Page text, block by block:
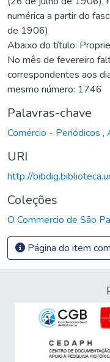
numérica a partir do
de 1906)
Abaixo do título:
No mês de fevereiro
correspondentes aos
mesmo número: 1746
Palavras-chave
Comércio - Periódicos ,
URI
http://
Coleções
O Commercio de São
Página do item